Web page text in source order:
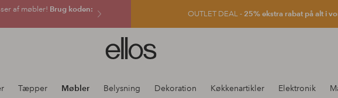
af møbler! Brug koden:
OUTLET DEAL - 25% ekstra rabat på alt i
Ellos
logo
gå
Tæpper Møbler Belysning Dekoration Køkkenartikler Elektronik